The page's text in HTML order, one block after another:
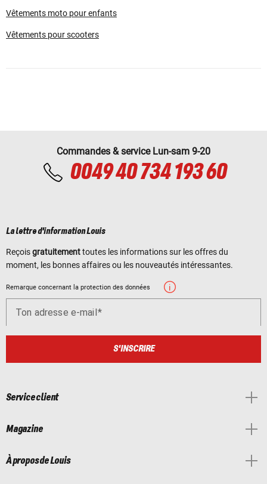
Vêtements moto pour enfants
Vêtements pour scooters
Commandes & service Lun-sam 9-20
0049 40 734 193 60
La lettre d'information Louis
Reçoisgratuitementtoutes les informations sur les offres du
moment, les bonnes affaires ou les nouveautés intéressantes.
Remarque concernant la protection des données
Ton adresse e-mail
S'INSCRIRE
Service client
Magazine
À propos de Louis